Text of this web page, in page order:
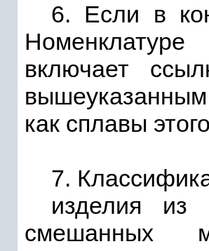
6. Если в
включает
как сплавы
7.
изделия из
смешанных